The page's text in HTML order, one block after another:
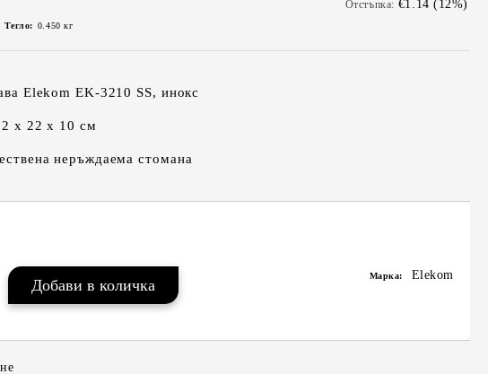
Отстъпка: €1.14 (12%)
Тегло: 0.450 кг
Elekom EK-3210 SS, инокс
х 22 х 10 см
неръждаема стомана
Марка: Elekom